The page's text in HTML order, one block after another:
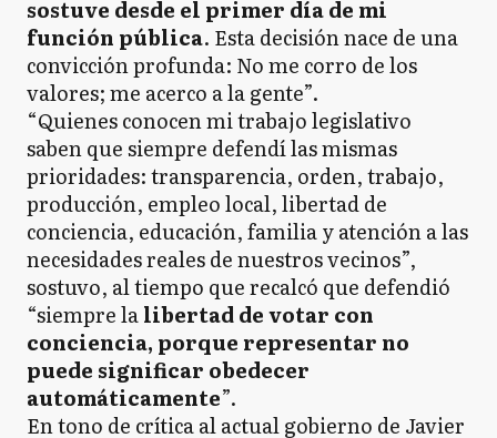
sostuve desde el primer día de mi
función pública. Esta decisión nace de una
convicción profunda: No me corro de los
valores; me acerco a la gente”.
“Quienes conocen mi trabajo legislativo
saben que siempre defendí las mismas
prioridades: transparencia, orden, trabajo,
producción, empleo local, libertad de
conciencia, educación, familia y atención a las
necesidades reales de nuestros vecinos”,
sostuvo, al tiempo que recalcó que defendió
“siempre lalibertad de votar con
conciencia, porque representar no
puede significar obedecer
automáticamente”.
En tono de crítica al actual gobierno de Javier